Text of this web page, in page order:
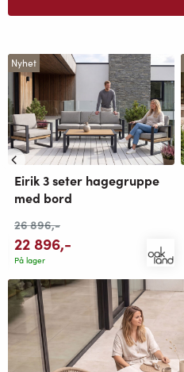
Nyhet
Eirik 3 seter hagegruppe
med bord
26 896,-
22 896,-
På lager